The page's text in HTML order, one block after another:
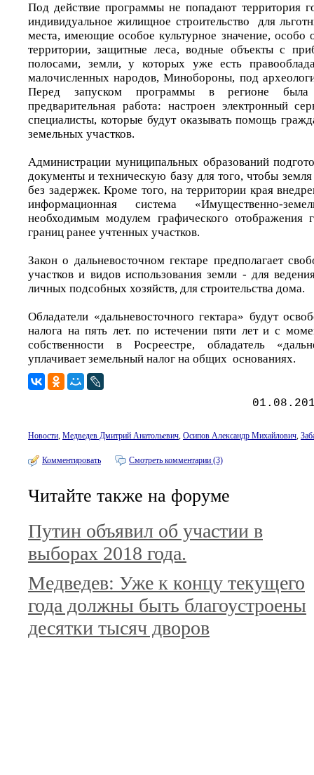
Под действие программы не попадают территория
индивидуальное жилищное строительство для
места, имеющие особое культурное значение, особо
территории, защитные леса, водные объекты с
полосами, земли, у которых уже есть
малочисленных народов, Минобороны, под
Перед запуском программы в регионе была
предварительная работа: настроен электронный
специалисты, которые будут оказывать помощь
земельных участков.
Администрации муниципальных образований
документы и техническую базу для того, чтобы
без задержек. Кроме того, на территории края
информационная система «Имущественно-
необходимым модулем графического отображения
границ ранее учтенных участков.
Закон о дальневосточном гектаре предполагает
участков и видов использования земли - для
личных подсобных хозяйств, для строительства дома.
Обладатели «дальневосточного гектара» будут
налога на пять лет. по истечении пяти лет и с
собственности в Росреестре, обладатель
уплачивает земельный налог на общих основаниях.
Новости, Медведев Дмитрий Анатольевич, Осипов Александр Михайлович,
Комментировать Смотреть комментарии (3)
Читайте также на форуме
Путин объявил об участии в
выборах 2018 года.
Медведев: Уже к концу текущего
года должны быть благоустроены
десятки тысяч дворов